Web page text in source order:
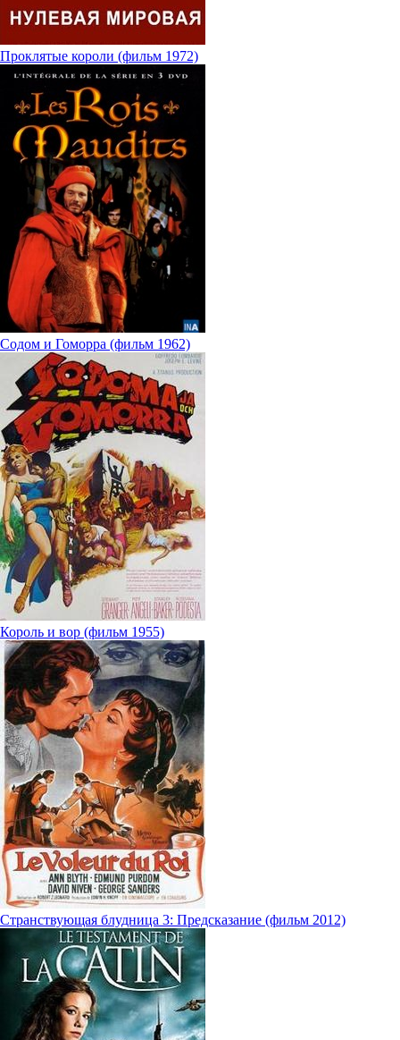
Проклятые короли (фильм 1972)
Содом и Гоморра (фильм 1962)
Король и вор (фильм 1955)
Странствующая блудница 3: Предсказание (фильм 2012)